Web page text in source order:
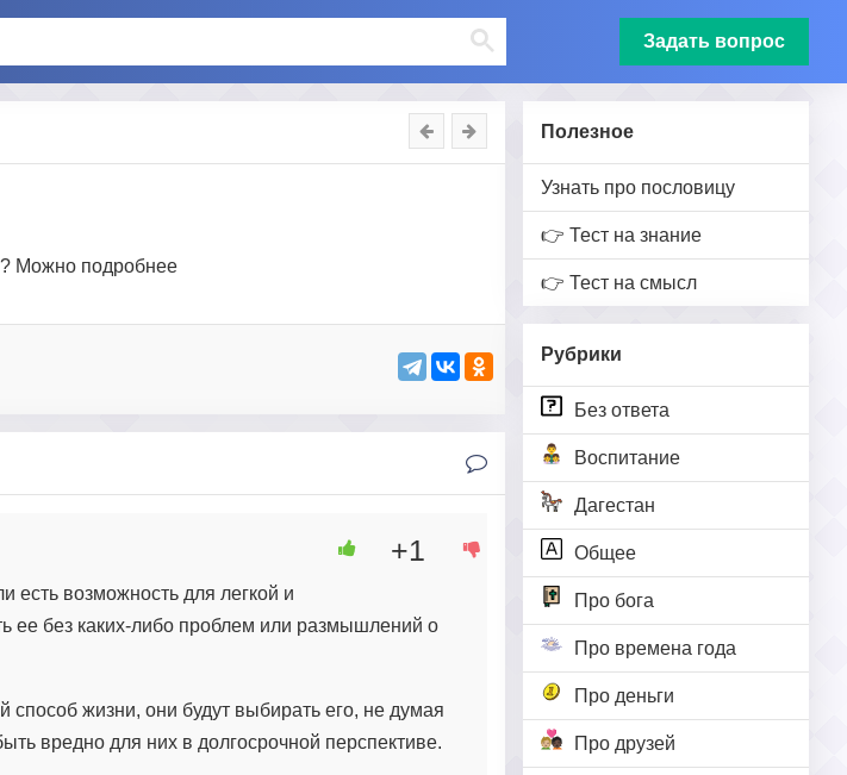
Задать вопрос
Полезное
Узнать про пословицу
👉 Тест на знание
👉 Тест на смысл
Рубрики
Без ответа
Воспитание
Дагестан
Общее
Про бога
Про времена года
Про деньги
Про друзей
Можно подробнее
есть возможность для легкой и
ее без каких-либо проблем или размышлений о
жизни, они будут выбирать его, не думая
вредно для них в долгосрочной перспективе.
+1